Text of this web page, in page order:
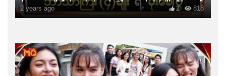
2 years ago 818
2